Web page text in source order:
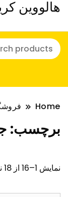
هالووین
Home
برچسب:
نمایش 1–16 از 18 نتیجه